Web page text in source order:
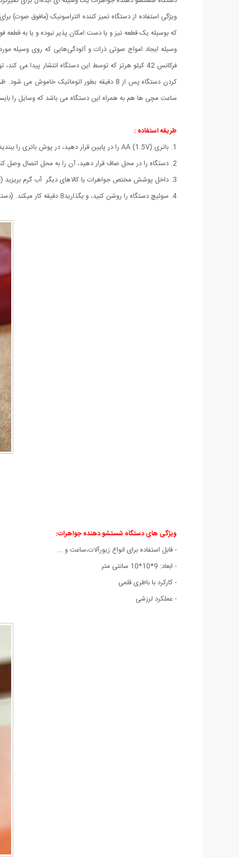
ویژگی استفاده از دستگاه تمیز کننده التراسونیک (مافوق
که بوسیله یک قطعه تیز و یا دست امکان پذیر نبوده و یا به
وسیله ایجاد امواج صوتی ذرات و آلودگی‌هایی که روی وسیله
فرکانس 42 کیلو هرتز که توسط این دستگاه انتشار
کردن دستگاه پس از 8 دقیقه بطور
ساعت مچی ها هم به همراه این دستگاه می باشد که وسایل را
طریقه استفاده :
1. باتری (AA (1.5V را در پایین قرار دهید، در پوش باتری را ببندید. اگر برای مدت زمان طولانی از دستگاه استفاده نمی کنید، لطفا باتری را برای افزایش طول عمر خود بکشید.
2. دستگاه را در محل صاف قرار دهید، آن را به محل اتصال وصل کنید.
3. داخل پوشش مختص جواهرات یا کالاهای دیگر آب گرم بریزید (از آب داغ استفاده نشود) ، سپس مواد شوینده (مانند مایع ظرفشویی) را به آن بیفزایید.
4. سوئیچ دستگاه را روشن کنید، و بگذارید8 دقیقه کار میکند. (دستگاه پس از 8 دقیقه به صورت اتوماتیک خاموش خواهد شد)
ویژگی های دستگاه شستشو دهنده جواهرات:
- قابل استفاده برای انواع زیورآلات،ساعت و ...
- ابعاد: 9*10*10 سانتی متر
- کارکرد با باطری قلمی
- عملکرد لرزشی